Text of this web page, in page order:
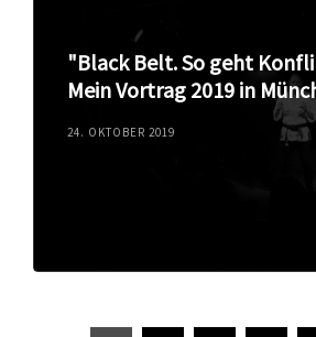
"Black Belt. So geht
Mein Vortrag 2019 in
24. OKTOBER 2019